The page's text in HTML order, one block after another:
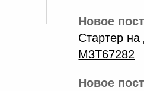
Новое
Стартер
M3T67282
Новое